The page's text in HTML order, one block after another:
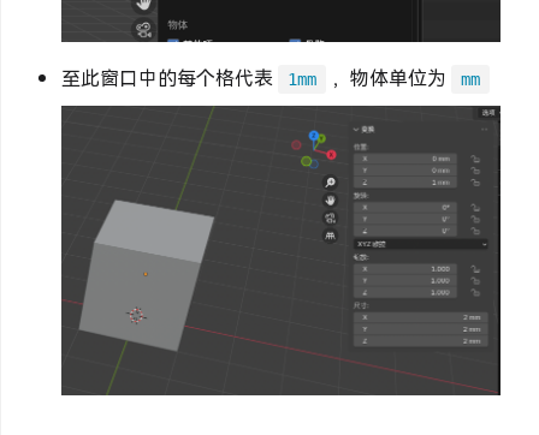
至此窗口中的每个格代表 1mm ，物体单位为 mm